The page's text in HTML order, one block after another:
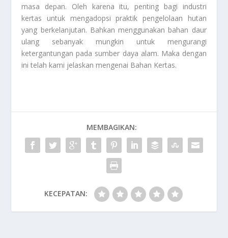
masa depan. Oleh karena itu, penting bagi industri
kertas untuk mengadopsi praktik pengelolaan hutan
yang berkelanjutan. Bahkan menggunakan bahan daur
ulang sebanyak mungkin untuk mengurangi
ketergantungan pada sumber daya alam. Maka dengan
ini telah kami jelaskan mengenai Bahan Kertas.
MEMBAGIKAN:
KECEPATAN: